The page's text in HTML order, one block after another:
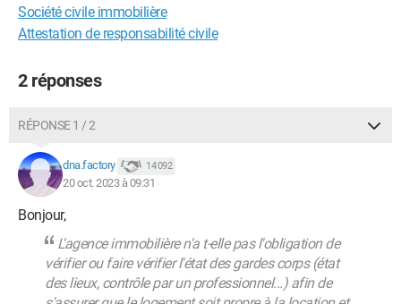
Société civile immobilière
Attestation de responsabilité civile
2 réponses
RÉPONSE 1 / 2
dna.factory 14 092
20 oct. 2023 à 09:31
Bonjour,
L'agence immobilière n'a t-elle pas l'obligation de
vérifier ou faire vérifier l'état des gardes corps (état
des lieux, contrôle par un professionnel...) afin de